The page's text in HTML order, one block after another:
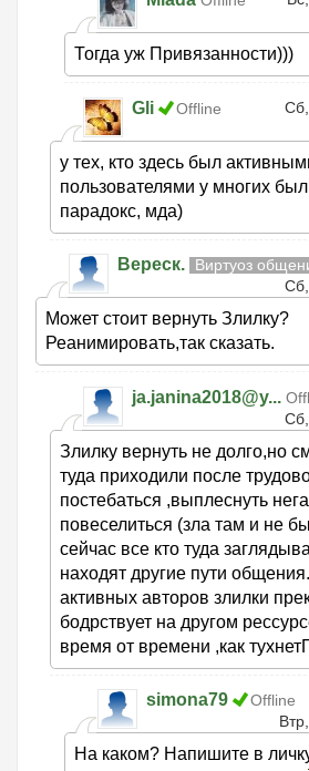
Тогда уж Привязанности)))
Gli Offline
у тех, кто здесь был
пользователями у многих
парадокс, мда)
Вереск. Виртуоз
Может стоит вернуть Злилку?
Реанимировать,так сказать.
ja.janina2018@y...
Злилку вернуть не долго,но
туда приходили после
постебаться ,выплеснуть
повеселиться (зла там и не
сейчас все кто туда
находят другие пути
активных авторов злилки
бодрствует на другом
время от времени ,как
simona79
Offline
На каком? Напишите в